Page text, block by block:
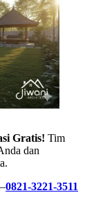
Gratis! Tim
dan
–0821-3221-3511